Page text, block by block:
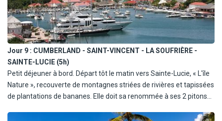
route panoramique le long de la côte des Caraïbes. Pause
baignade sous une cascade d'eau fraîche après une traversée sur
un pont suspendu « très local ».
Jour 9 : CUMBERLAND - SAINT-VINCENT - LA SOUFRIÈRE -
SAINTE-LUCIE (5h)
Petit déjeuner à bord. Départ tôt le matin vers Sainte-Lucie, « L'île
Nature », recouverte de montagnes striées de rivières et tapissées
de plantations de bananes. Elle doit sa renommée à ses 2 pitons
mondial de l'UNESCO) et son volcan. Après les dégradés de bleu